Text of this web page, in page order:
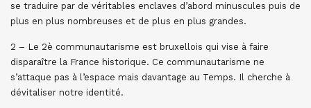
se traduire par de véritables enclaves d’abord minuscules puis de
plus en plus nombreuses et de plus en plus grandes.
2 – Le 2è communautarisme est bruxellois qui vise à faire
disparaître la France historique. Ce communautarisme ne
s’attaque pas à l’espace mais davantage au Temps. Il cherche à
dévitaliser notre identité.